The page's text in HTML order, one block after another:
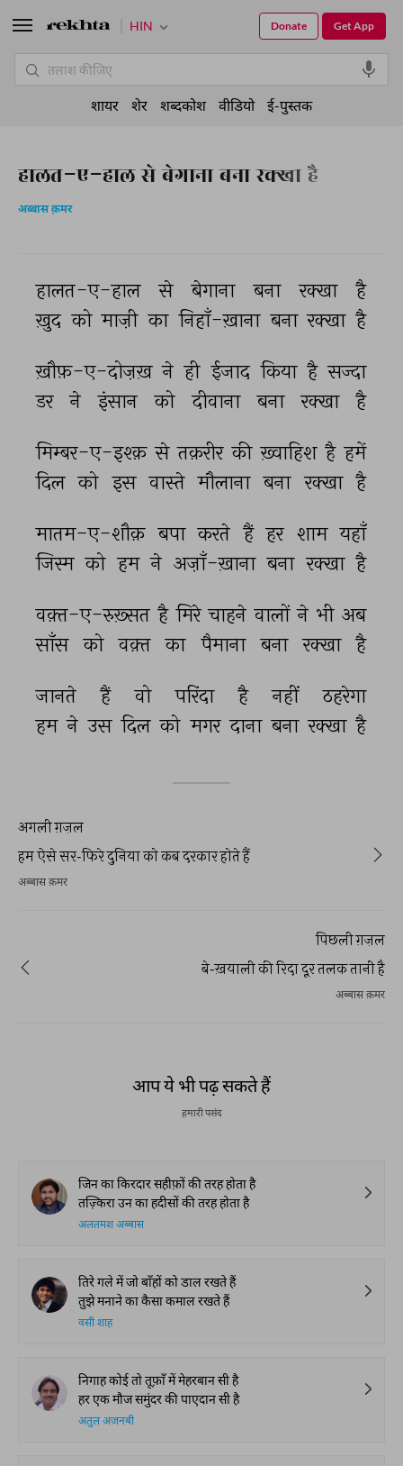
हालत-ए-हाल से बेगाना बना रक्खा है
अब्बास क़मर
हालत-ए-हाल से बेगाना बना रक्खा
है
ख़ुद को माज़ी का निहाँ-ख़ाना बना रक्खा है
ख़ौफ़-ए-दोज़ख़ ने ही ईजाद किया है सज्दा
डर
ने इंसान को दीवाना बना रक्खा है
मिम्बर-ए-इश्क़ से तक़रीर की ख़्वाहिश है हमें
दिल को इस वास्ते मौलाना बना रक्खा है
मातम-ए-शौक़ बपा करते हैं हर शाम यहाँ
जिस्म को हम ने अज़ाँ-ख़ाना बना रक्खा है
वक़्त-ए-रुख़्सत है मिरे चाहने वालों ने भी अब
साँस को वक़्त का पैमाना बना रक्खा है
जानते हैं वो परिंदा है नहीं
ठहरेगा
हम ने उस दिल को मगर दाना बना रक्खा है
अगली ग़ज़ल
हम ऐसे सर-फिरे दुनिया को कब दरकार होते हैं
अब्बास क़मर
पिछली ग़ज़ल
बे-ख़याली की रिदा दूर तलक तानी है
अब्बास क़मर
आप ये भी पढ़ सकते हैं
हमारी पसंद
जिन का किरदार सहीफ़ों की तरह होता है
तज़्किरा उन का हदीसों की तरह होता है
अलतमश अब्बास
तिरे गले में जो बाँहों को डाल रखते हैं
तुझे मनाने का कैसा कमाल रखते हैं
वसी शाह
निगाह कोई तो तूफ़ाँ में मेहरबान सी है
हर एक मौज समुंदर की पाएदान सी है
अतुल अजनबी
HIN Get App
Donate
शायर शेर शब्दकोश वीडियो ई-पुस्तक